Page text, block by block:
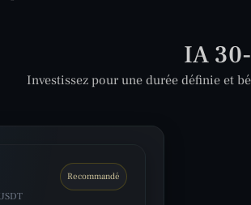
IA
Investissez pour une durée définie et
Recommandé